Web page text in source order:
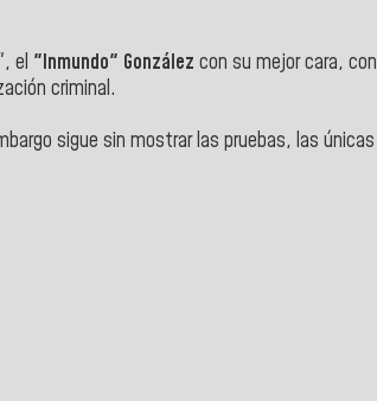
el "Inmundo" González con su mejor cara, con
criminal.
sigue sin mostrar las pruebas, las únicas